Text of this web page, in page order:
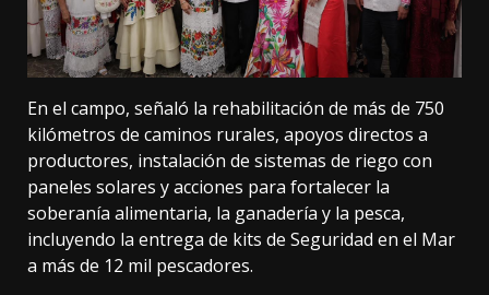
En el campo, señaló la rehabilitación de más de 750
kilómetros de caminos rurales, apoyos directos a
productores, instalación de sistemas de riego con
paneles solares y acciones para fortalecer la
soberanía alimentaria, la ganadería y la pesca,
incluyendo la entrega de kits de Seguridad en el Mar
a más de 12 mil pescadores.